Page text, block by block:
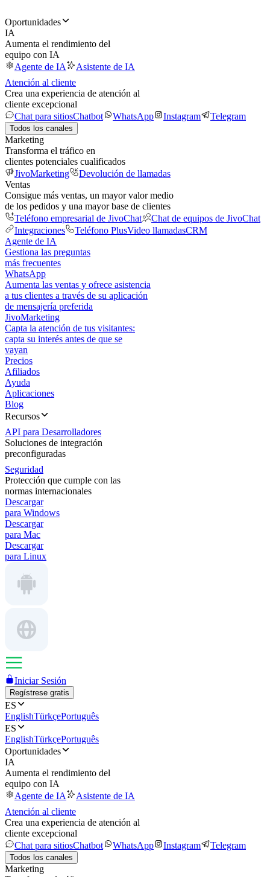
Oportunidades
IA
Aumenta el rendimiento del
equipo con IA
Agente de IA
Asistente de IA
Atención al cliente
Crea una experiencia de atención al
cliente excepcional
Chat para sitiosChatbot WhatsApp Instagram Telegram
Todos los canales
Marketing
Transforma el tráfico en
clientes potenciales cualificados
JivoMarketing
Devolución de llamadas
Ventas
Consigue más ventas, un mayor valor medio
de los pedidos y una mayor base de clientes
Teléfono empresarial de JivoChat
Chat de equipos de JivoChat
Integraciones
Teléfono PlusVideo llamadasCRM
Agente de IA
Gestiona las preguntas
más frecuentes
WhatsApp
Aumenta las ventas y ofrece asistencia
a tus clientes a través de su aplicación
de mensajería preferida
JivoMarketing
Capta la atención de tus visitantes:
capta su interés antes de que se
vayan
Precios
Afiliados
Ayuda
Aplicaciones
Blog
Recursos
API para Desarrolladores
Soluciones de integración
preconfiguradas
Seguridad
Protección que cumple con las
normas internacionales
Descargar
para Windows
Descargar
para Mac
Descargar
para Linux
Iniciar Sesión
Regístrese gratis
ES
EnglishTürkçePortuguês
ES
EnglishTürkçePortuguês
Oportunidades
IA
Aumenta el rendimiento del
equipo con IA
Agente de IA
Asistente de IA
Atención al cliente
Crea una experiencia de atención al
cliente excepcional
Chat para sitiosChatbot WhatsApp Instagram Telegram
Todos los canales
Marketing